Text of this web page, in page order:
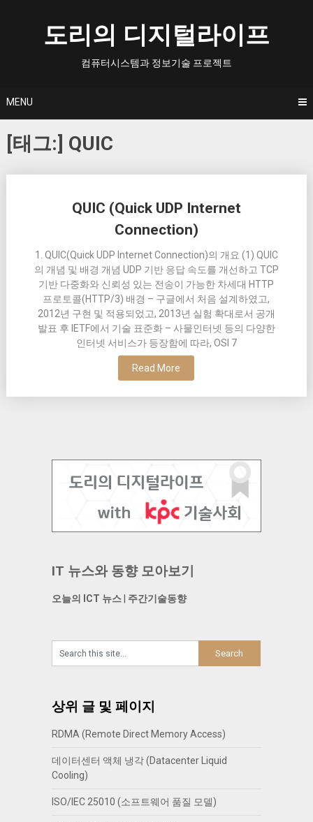
도리의 디지털라이프
컴퓨터시스템과 정보기술 프로젝트
MENU
[태그:] QUIC
QUIC (Quick UDP Internet
Connection)
1. QUIC(Quick UDP Internet Connection)의 개요 (1) QUIC
의 개념 및 배경 개념 UDP 기반 응답 속도를 개선하고 TCP
기반 다중화와 신뢰성 있는 전송이 가능한 차세대 HTTP
프로토콜(HTTP/3) 배경 – 구글에서 처음 설계하였고,
2012년 구현 및 적용되었고, 2013년 실험 확대로서 공개
발표 후 IETF에서 기술 표준화 – 사물인터넷 등의 다양한
인터넷 서비스가 등장함에 따라, OSI 7
Read More
navigation
IT 뉴스와 동향 모아보기
오늘의 ICT 뉴스| 주간기술동향
상위 글 및 페이지
RDMA (Remote Direct Memory Access)
데이터센터 액체 냉각 (Datacenter Liquid
Cooling)
ISO/IEC 25010 (소프트웨어 품질 모델)